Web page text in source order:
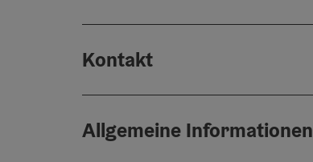
Kontakt
Allgemeine Informationen